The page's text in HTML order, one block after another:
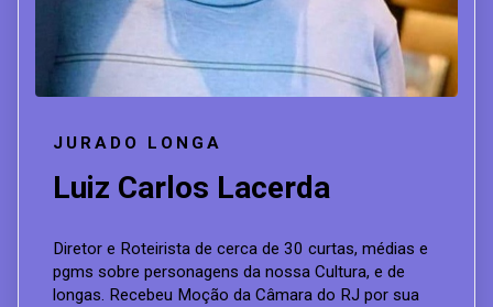
JURADO LONGA
Luiz Carlos Lacerda
Diretor e Roteirista de cerca de 30 curtas, médias e
pgms sobre personagens da nossa Cultura, e de
longas. Recebeu Moção da Câmara do RJ por sua